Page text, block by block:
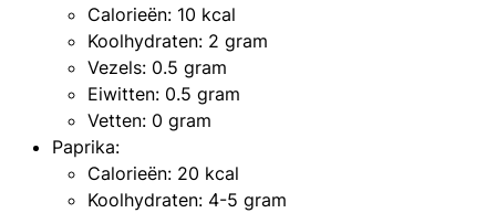
Calorieën: 10 kcal
Koolhydraten: 2 gram
Vezels: 0.5 gram
Eiwitten: 0.5 gram
Vetten: 0 gram
Paprika:
Calorieën: 20 kcal
Koolhydraten: 4-5 gram